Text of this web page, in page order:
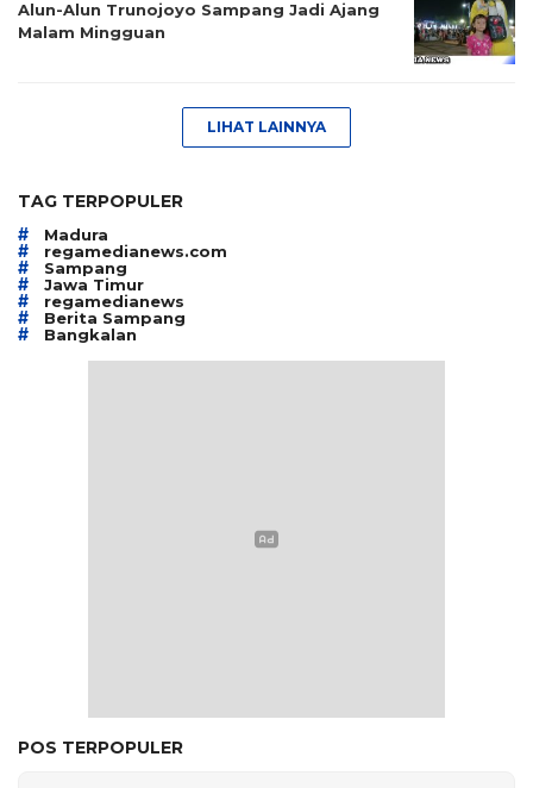
Alun-Alun Trunojoyo Sampang Jadi Ajang
Malam Mingguan
LIHAT LAINNYA
TAG TERPOPULER
# Madura
# regamedianews.com
# Sampang
# Jawa Timur
# regamedianews
# Berita Sampang
# Bangkalan
POS TERPOPULER